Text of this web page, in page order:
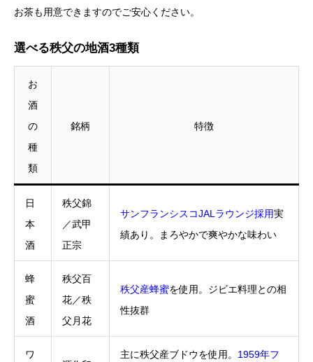
お茶も用意できますのでご安心ください。
選べる秩父の地酒3種類
お
酒
の
種
類
銘柄 特徴
日
本
酒
秩父錦
／武甲
正宗
サンフランシスコJALラウンジ採用実
績あり。まろやかで爽やかな味わい
蜂
蜜
酒
秩父百
花／秩
父月花
秩父産蜂蜜を使用。ジビエ料理との相
性抜群
ワ
主に秩父産ブドウを使用。 1959年フ